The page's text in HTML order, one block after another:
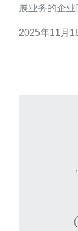
展业务的企
的专业托管服
2025年11月